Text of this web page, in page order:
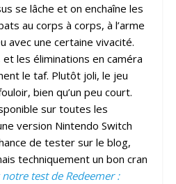
se lâche et on enchaîne les
au corps à corps, à l’arme
avec une certaine vivacité.
les éliminations en caméra
le taf. Plutôt joli, le jeu
bien qu’un peu court.
sur toutes les
version Nintendo Switch
de tester sur le blog,
techniquement un bon cran
test de Redeemer :